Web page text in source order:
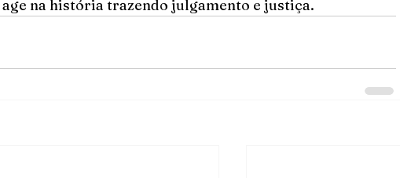
age na história trazendo julgamento e justiça.